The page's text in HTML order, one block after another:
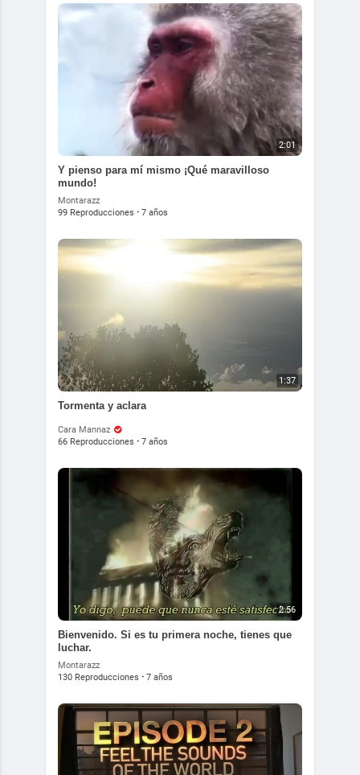
Arte
2:01
Y pienso para mí mismo ¡Qué maravilloso
mundo!
Montarazz
99 Reproducciones · 7 años
1:37
Tormenta y aclara
Cara Mannaz
66 Reproducciones · 7 años
2:56
Bienvenido. Si es tu primera noche, tienes que
luchar.
Montarazz
130 Reproducciones · 7 años